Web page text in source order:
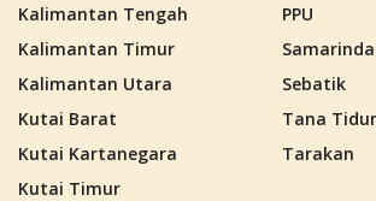
Kalimantan Tengah
Kalimantan Timur
Kalimantan Utara
Kutai Barat
Kutai Kartanegara
Kutai Timur
PPU
Samarinda
Sebatik
Tana
Tarakan